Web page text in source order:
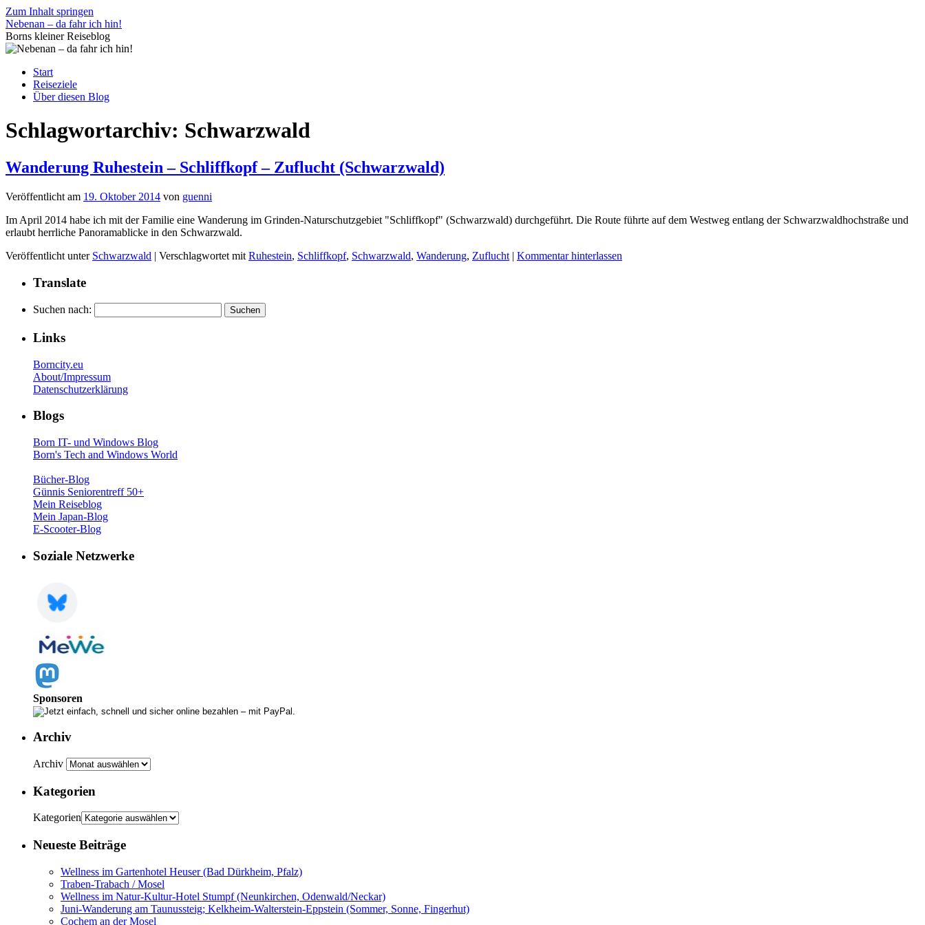
Zum Inhalt springen
Nebenan – da fahr ich hin!
Borns kleiner Reiseblog
Start
Reiseziele
Über diesen Blog
Schlagwortarchiv: Schwarzwald
Wanderung Ruhestein – Schliffkopf – Zuflucht (Schwarzwald)
Veröffentlicht am 19. Oktober 2014 von guenni
Im April 2014 habe ich mit der Familie eine Wanderung im Grinden-Naturschutzgebiet "Schliffkopf" (Schwarzwald) durchgeführt. Die Route führte auf dem Westweg entlang der Schwarzwaldhochstraße und
erlaubt herrliche Panoramablicke in den Schwarzwald.
Veröffentlicht unter Schwarzwald | Verschlagwortet mit Ruhestein, Schliffkopf, Schwarzwald, Wanderung, Zuflucht | Kommentar hinterlassen
Translate
Suchen nach:
Links
Borncity.eu
About/Impressum
Datenschutzerklärung
Blogs
Born IT- und Windows Blog
Born's Tech and Windows World
Bücher-Blog
Günnis Seniorentreff 50+
Mein Reiseblog
Mein Japan-Blog
E-Scooter-Blog
Soziale Netzwerke
Sponsoren
Archiv
Archiv
Kategorien
Kategorien
Neueste Beiträge
Wellness im Gartenhotel Heuser (Bad Dürkheim, Pfalz)
Traben-Trabach / Mosel
Wellness im Natur-Kultur-Hotel Stumpf (Neunkirchen, Odenwald/Neckar)
Juni-Wanderung am Taunussteig; Kelkheim-Walterstein-Eppstein (Sommer, Sonne, Fingerhut)
Cochem an der Mosel